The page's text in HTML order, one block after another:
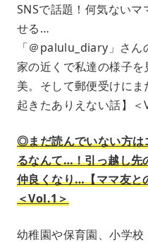
SNSで話題！何気ない
せる…
「＠palulu_diary」さん
家の近くで私達の様子
美。そして郵便受けに
起きたありえない話】＜
◎まだ読んでいない方は
るなんて…！引っ越し先
仲良くなり…【ママ友と
＜Vol.1＞
幼稚園や保育園、小学